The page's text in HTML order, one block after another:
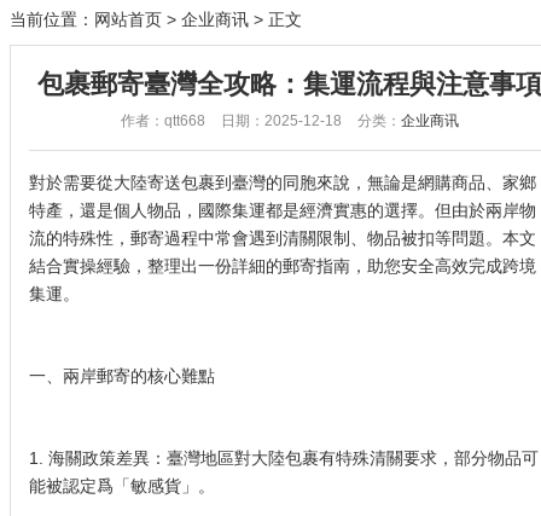
当前位置： 网站首页 > 企业商讯 > 正文
包裹郵寄臺灣全攻略：集運流程與注意事項
作者：qtt668 日期：2025-12-18 分类： 企业商讯
對於需要從大陸寄送包裹到臺灣的同胞來說，無論是網購商品、家鄉
特產，還是個人物品，國際集運都是經濟實惠的選擇。但由於兩岸物
流的特殊性，郵寄過程中常會遇到清關限制、物品被扣等問題。本文
結合實操經驗，整理出一份詳細的郵寄指南，助您安全高效完成跨境
集運。
一、兩岸郵寄的核心難點
1. 海關政策差異：臺灣地區對大陸包裹有特殊清關要求，部分物品可
能被認定爲「敏感貨」。